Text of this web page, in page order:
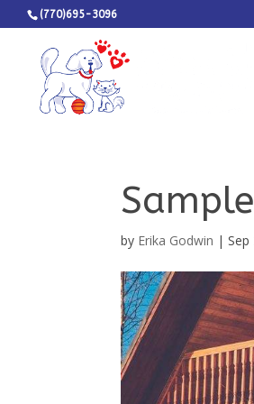
(770)695-3096
by Erika Godwin |Sep